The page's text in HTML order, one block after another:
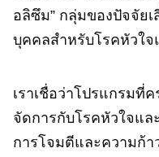
อลิซึม” กลุ่มของปัจจัย
บุคคลสําหรับโรคหัวใ
เราเชื่อว่าโปรแกรมที่
จัดการกับโรคหัวใจแ
การโจมตีและความก้า